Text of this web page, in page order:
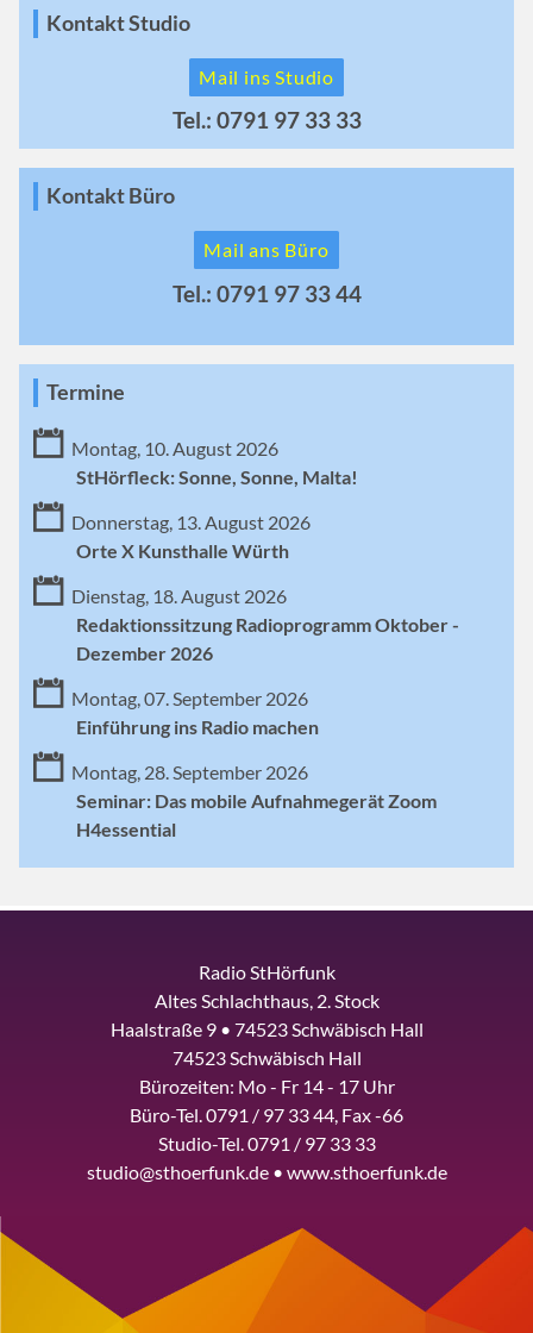
Kontakt Studio
Mail ins Studio
Tel.: 0791 97 33 33
Kontakt Büro
Mail ans Büro
Tel.: 0791 97 33 44
Termine
Montag, 10. August 2026
StHörfleck: Sonne, Sonne, Malta!
Donnerstag, 13. August 2026
Orte X Kunsthalle Würth
Dienstag, 18. August 2026
Redaktionssitzung Radioprogramm Oktober -
Dezember 2026
Montag, 07. September 2026
Einführung ins Radio machen
Montag, 28. September 2026
Seminar: Das mobile Aufnahmegerät Zoom
H4essential
Radio StHörfunk
Altes Schlachthaus, 2. Stock
Haalstraße 9 • 74523 Schwäbisch Hall
74523 Schwäbisch Hall
Bürozeiten: Mo - Fr 14 - 17 Uhr
Büro-Tel. 0791 / 97 33 44, Fax -66
Studio-Tel. 0791 / 97 33 33
studio@sthoerfunk.de • www.sthoerfunk.de